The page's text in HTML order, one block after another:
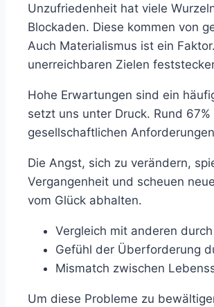
Unzufriedenheit hat viele
Blockaden. Diese kommen von
Auch Materialismus ist ein
unerreichbaren Zielen
Hohe Erwartungen sind ein
setzt uns unter Druck. Rund
gesellschaftlichen
Die Angst, sich zu verändern,
Vergangenheit und scheuen
vom Glück abhalten.
Vergleich mit anderen
Gefühl der Überforderung
Mismatch zwischen
Um diese Probleme zu